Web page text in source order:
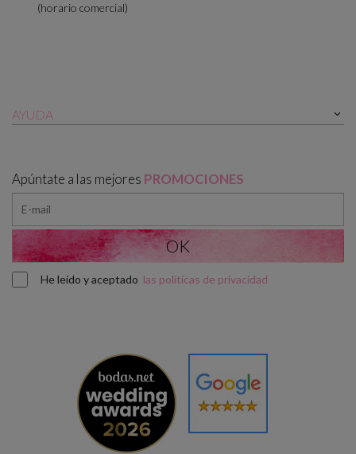
(horario comercial)
AYUDA 
Apúntate a las mejores PROMOCIONES
He leído y aceptado las políticas de privacidad